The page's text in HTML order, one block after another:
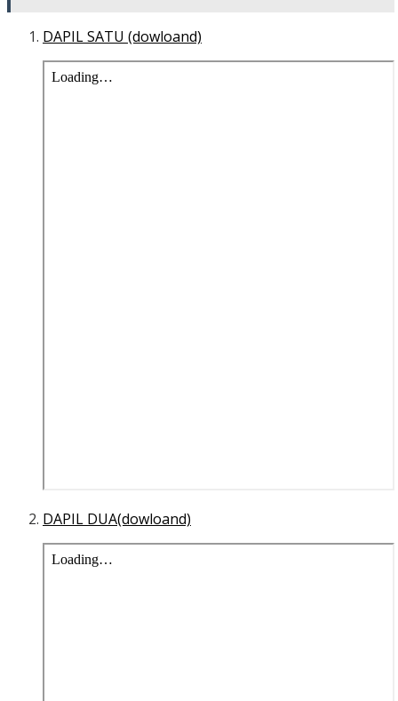
DAPIL SATU (dowloand)
DAPIL DUA(dowloand)